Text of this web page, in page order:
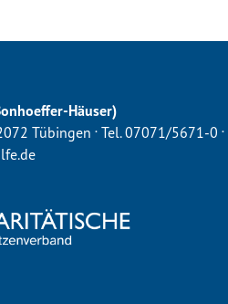
Häuser)
Tübingen . Tel. 07071/5671-0 .